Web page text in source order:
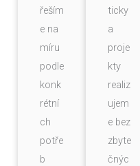
řeším
e na
míru
podle
konk
rétní
ch
potře
b
ticky
a
proje
kty
realiz
ujem
e bez
zbyte
čnýc